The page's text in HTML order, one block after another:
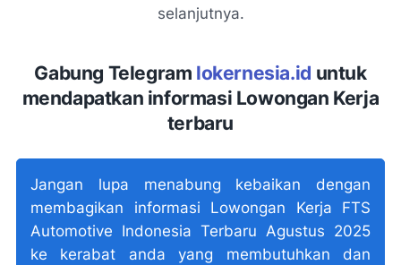
selanjutnya.
Gabung Telegram lokernesia.id untuk
mendapatkan informasi Lowongan Kerja
terbaru
Jangan lupa menabung kebaikan dengan
membagikan informasi Lowongan Kerja FTS
Automotive Indonesia Terbaru Agustus 2025
ke kerabat anda yang membutuhkan dan